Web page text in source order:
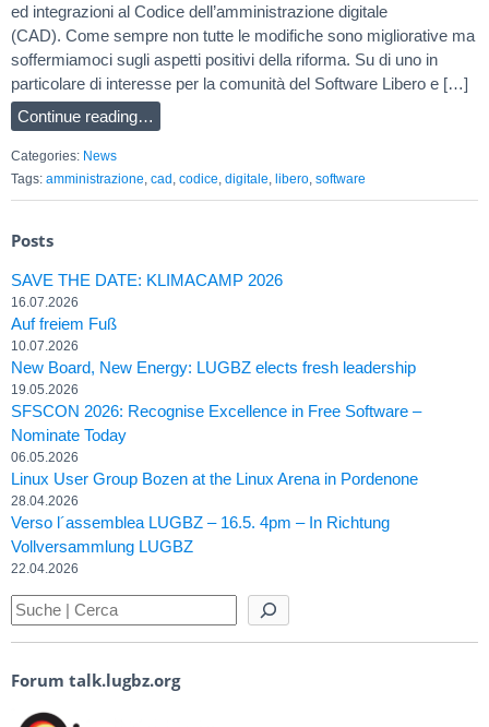
ed integrazioni al Codice dell’amministrazione digitale
(CAD). Come sempre non tutte le modifiche sono migliorative ma
soffermiamoci sugli aspetti positivi della riforma. Su di uno in
particolare di interesse per la comunità del Software Libero e […]
Continue reading…
Categories: News
Tags: amministrazione, cad , codice, digitale, libero, software
Posts
SAVE THE DATE: KLIMACAMP 2026
16.07.2026
Auf freiem Fuß
10.07.2026
New Board, New Energy: LUGBZ elects fresh leadership
19.05.2026
SFSCON 2026: Recognise Excellence in Free Software –
Nominate Today
06.05.2026
Linux User Group Bozen at the Linux Arena in Pordenone
28.04.2026
Verso l´assemblea LUGBZ – 16.5. 4pm – In Richtung
Vollversammlung LUGBZ
22.04.2026
Forum talk.lugbz.org